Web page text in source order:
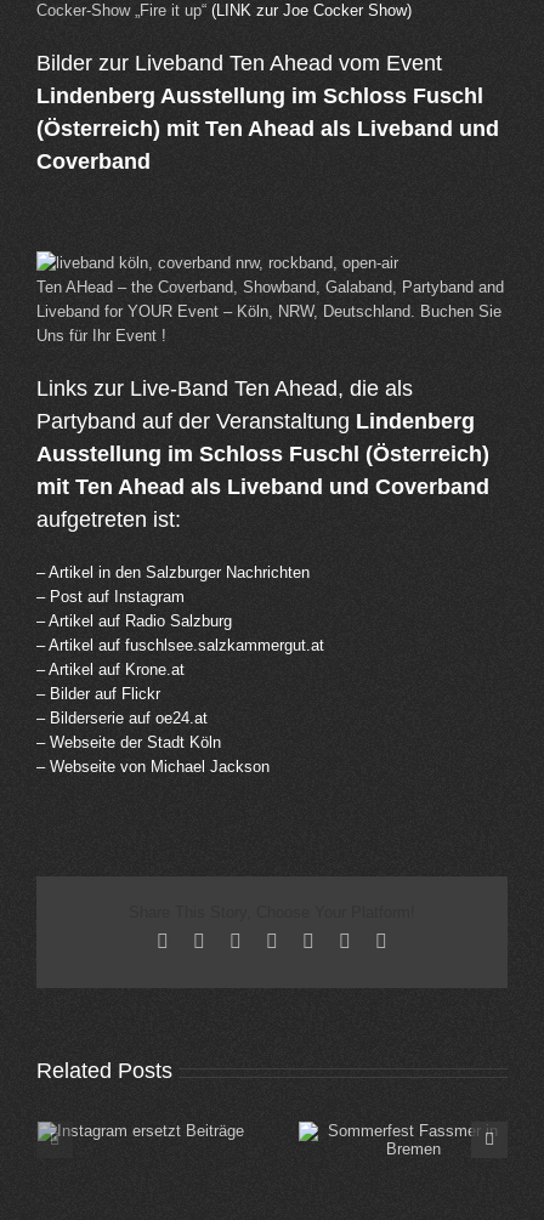
Cocker-Show „Fire it up“(LINK zur Joe Cocker Show)
Bilder zur Liveband Ten Ahead vom Event
Lindenberg Ausstellung im Schloss Fuschl
(Österreich) mit Ten Ahead als Liveband und
Coverband
Ten AHead – the Coverband, Showband, Galaband, Partyband and
Liveband for YOUR Event – Köln, NRW, Deutschland. Buchen Sie
Uns für Ihr Event !
Links zur Live-Band Ten Ahead, die als
Partyband auf der Veranstaltung Lindenberg
Ausstellung im Schloss Fuschl (Österreich)
mit Ten Ahead als Liveband und Coverband
aufgetreten ist:
– Artikel in den Salzburger Nachrichten
– Post auf Instagram
– Artikel auf Radio Salzburg
– Artikel auf fuschlsee.salzkammergut.at
– Artikel auf Krone.at
– Bilder auf Flickr
– Bilderserie auf oe24.at
– Webseite der Stadt Köln
– Webseite von Michael Jackson
Facebook Reddit LinkedIn
TumblrPinterest
Related Posts
Sommerfest Edeka